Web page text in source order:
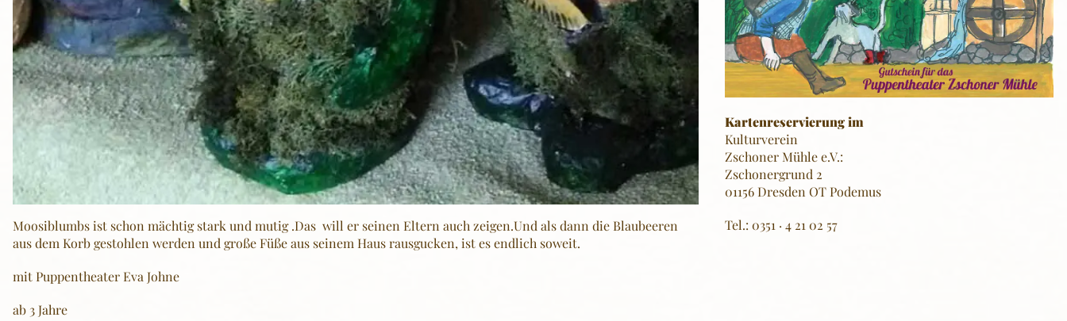
Moosiblumbs ist schon mächtig stark und mutig .Das will er seinen Eltern auch zeigen.Und als dann die Blaubeeren
aus dem Korb gestohlen werden und große Füße aus seinem Haus rausgucken, ist es endlich soweit.
mit Puppentheater Eva Johne
ab 3 Jahre
Kartenreservierung im
Kulturverein
Zschoner Mühle e.V.:
Zschonergrund 2
01156 Dresden OT Podemus
Tel.: 0351 · 4 21 02 57